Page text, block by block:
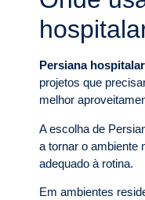
Persiana
projetos que
melhor
A escolha de
a tornar o ambiente
adequado à rotina.
Em ambientes